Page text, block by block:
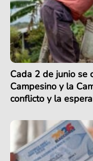
Cada 2 de junio se
Campesino y la
conflicto y la